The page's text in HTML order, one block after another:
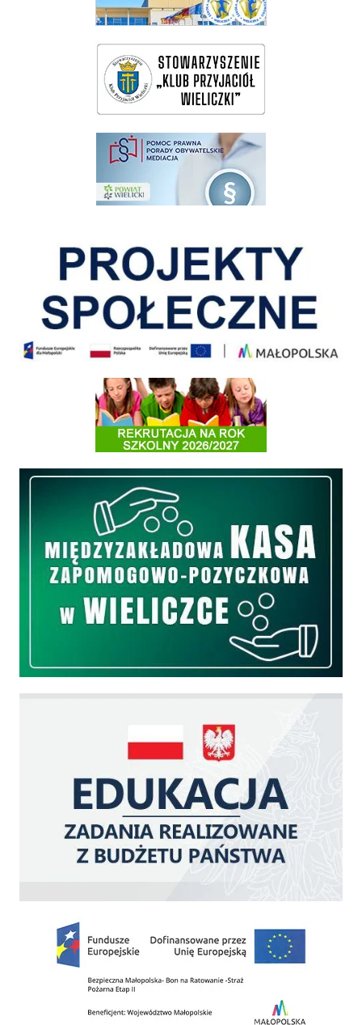
wieliczka-wieliczanie na bis
pomoc prawna wieliczka
Informacja o terminach rekrutacji na rok szkolny 2026/2027
Międzyzakładowa Kasa Zapomogowo - Pożyczkowa
Zakup fabrycznie nowego, średniego samochodu ratowniczo-gaśniczego z